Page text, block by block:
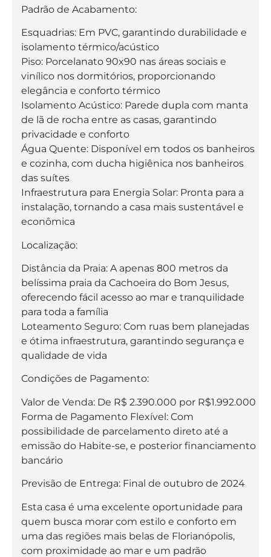
Padrão de Acabamento:
Esquadrias: Em PVC, garantindo durabilidade e
isolamento térmico/acústico
Piso: Porcelanato 90x90 nas áreas sociais e
vinílico nos dormitórios, proporcionando
elegância e conforto térmico
Isolamento Acústico: Parede dupla com manta
de lã de rocha entre as casas, garantindo
privacidade e conforto
Água Quente: Disponível em todos os banheiros
e cozinha, com ducha higiênica nos banheiros
das suítes
Infraestrutura para Energia Solar: Pronta para a
instalação, tornando a casa mais sustentável e
econômica
Localização:
Distância da Praia: A apenas 800 metros da
belíssima praia da Cachoeira do Bom Jesus,
oferecendo fácil acesso ao mar e tranquilidade
para toda a família
Loteamento Seguro: Com ruas bem planejadas
e ótima infraestrutura, garantindo segurança e
qualidade de vida
Condições de Pagamento:
Valor de Venda: De R$ 2.390.000 por R$1.992.000
Forma de Pagamento Flexível: Com
possibilidade de parcelamento direto até a
emissão do Habite-se, e posterior financiamento
bancário
Previsão de Entrega: Final de outubro de 2024
Esta casa é uma excelente oportunidade para
quem busca morar com estilo e conforto em
uma das regiões mais belas de Florianópolis,
com proximidade ao mar e um padrão